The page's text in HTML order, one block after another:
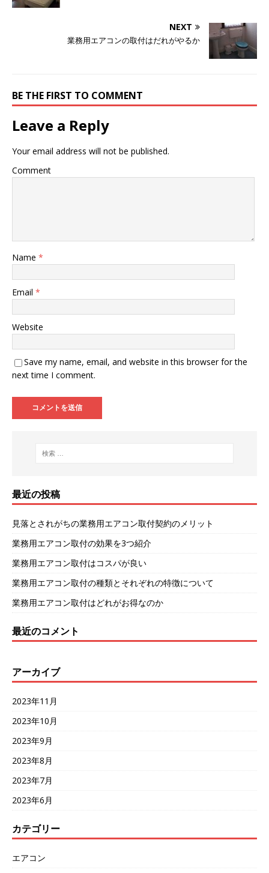
NEXT
業務用エアコンの取付はだれがやるか
BE THE FIRST TO COMMENT
Leave a Reply
Your email address will not be published.
Comment
Name *
Email *
Website
Save my name, email, and website in this browser for the
next time I comment.
最近の投稿
見落とされがちの業務用エアコン取付契約のメリット
業務用エアコン取付の効果を3つ紹介
業務用エアコン取付はコスパが良い
業務用エアコン取付の種類とそれぞれの特徴について
業務用エアコン取付はどれがお得なのか
最近のコメント
アーカイブ
2023年11月
2023年10月
2023年9月
2023年8月
2023年7月
2023年6月
カテゴリー
エアコン